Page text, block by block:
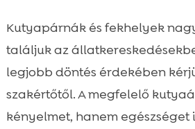
Kutyapárnák és fekhelyek
találjuk az
legjobb döntés érdekében
szakértőtől. A megfelelő
kényelmet, hanem egészséget